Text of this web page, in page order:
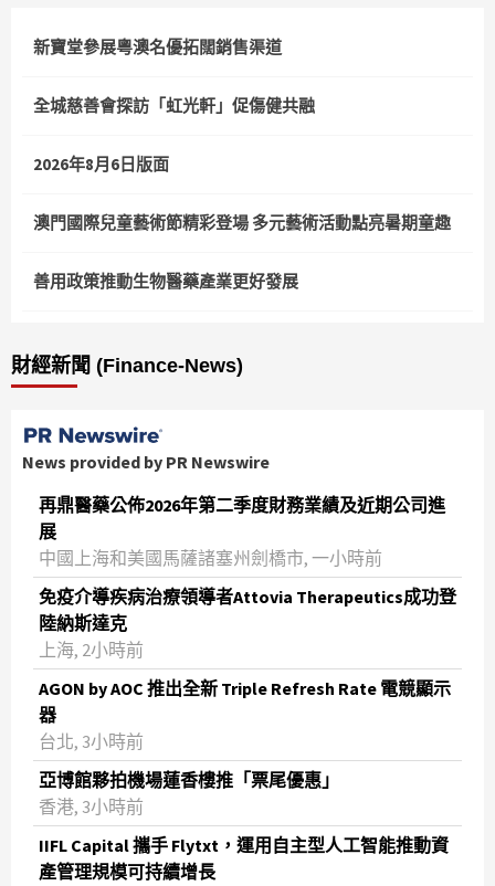
新寶堂參展粵澳名優拓闊銷售渠道
全城慈善會探訪「虹光軒」促傷健共融
2026年8月6日版面
澳門國際兒童藝術節精彩登場 多元藝術活動點亮暑期童趣
善用政策推動生物醫藥產業更好發展
財經新聞 (Finance-News)
News provided by PR Newswire
再鼎醫藥公佈2026年第二季度財務業績及近期公司進
展
中國上海和美國馬薩諸塞州劍橋市, 一小時前
免疫介導疾病治療領導者Attovia Therapeutics成功登
陸納斯達克
上海, 2小時前
AGON by AOC 推出全新 Triple Refresh Rate 電競顯示
器
台北, 3小時前
亞博館夥拍機場蓮香樓推「票尾優惠」
香港, 3小時前
IIFL Capital 攜手 Flytxt，運用自主型人工智能推動資
產管理規模可持續增長